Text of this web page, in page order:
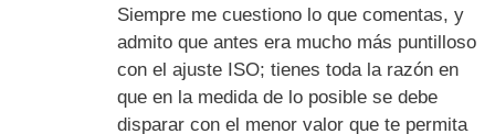
Siempre me cuestiono lo que comentas, y
admito que antes era mucho más puntilloso
con el ajuste ISO; tienes toda la razón en
que en la medida de lo posible se debe
disparar con el menor valor que te permita